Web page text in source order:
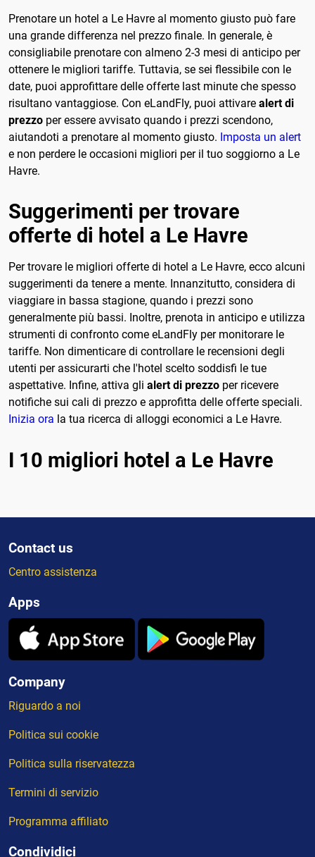
Prenotare un hotel a Le Havre al momento giusto può fare
una grande differenza nel prezzo finale. In generale, è
consigliabile prenotare con almeno 2-3 mesi di anticipo per
ottenere le migliori tariffe. Tuttavia, se sei flessibile con le
date, puoi approfittare delle offerte last minute che spesso
risultano vantaggiose. Con eLandFly, puoi attivare alert di
prezzo per essere avvisato quando i prezzi scendono,
aiutandoti a prenotare al momento giusto. Imposta un alert
e non perdere le occasioni migliori per il tuo soggiorno a Le
Havre.
Suggerimenti per trovare
offerte di hotel a Le Havre
Per trovare le migliori offerte di hotel a Le Havre, ecco alcuni
suggerimenti da tenere a mente. Innanzitutto, considera di
viaggiare in bassa stagione, quando i prezzi sono
generalmente più bassi. Inoltre, prenota in anticipo e utilizza
strumenti di confronto come eLandFly per monitorare le
tariffe. Non dimenticare di controllare le recensioni degli
utenti per assicurarti che l'hotel scelto soddisfi le tue
aspettative. Infine, attiva gli alert di prezzo per ricevere
notifiche sui cali di prezzo e approfitta delle offerte speciali.
Inizia ora la tua ricerca di alloggi economici a Le Havre.
I 10 migliori hotel a Le Havre
Contact us
Centro assistenza
Apps
Company
Riguardo a noi
Politica sui cookie
Politica sulla riservatezza
Termini di servizio
Programma affiliato
Condividici